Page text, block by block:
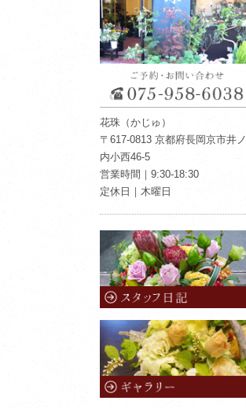
花珠（かじゅ）
〒617-0813 京都府長岡京市井ノ
内小西46-5
営業時間｜9:30-18:30
定休日｜木曜日